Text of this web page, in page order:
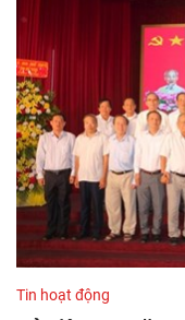
Tin hoạt động